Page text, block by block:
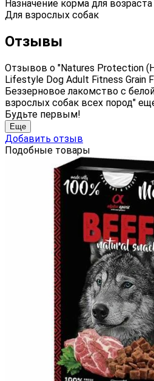
Назначение корма для
Для взрослых собак
Отзывы
Отзывов о "Natures Protection
Lifestyle Dog Adult Fitness Grain
Беззерновое лакомство с
взрослых собак всех пород"
Будьте первым!
Еще
Добавить отзыв
Подобные товары